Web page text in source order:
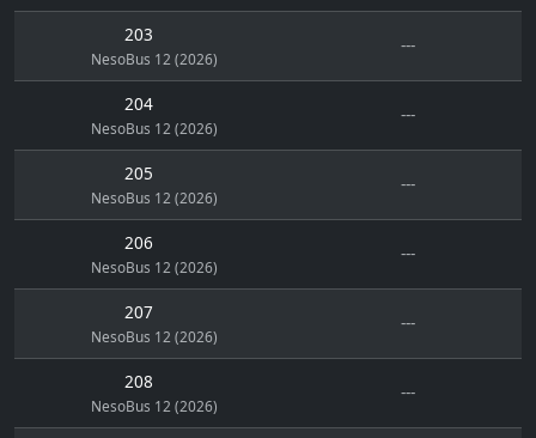
203
NesoBus 12 (2026)
---
204
NesoBus 12 (2026)
---
205
NesoBus 12 (2026)
---
206
NesoBus 12 (2026)
---
207
NesoBus 12 (2026)
---
208
NesoBus 12 (2026)
---